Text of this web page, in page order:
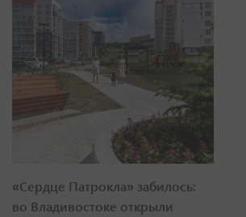
«Сердце Патрокла» забилось:
во Владивостоке открыли